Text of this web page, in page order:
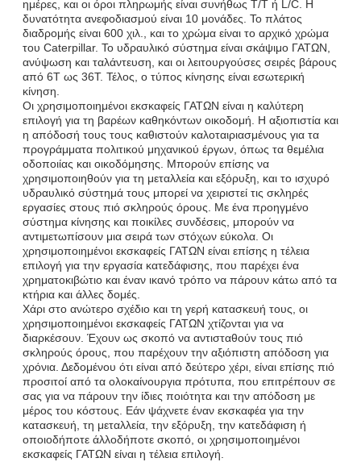
ημέρες, και οι όροι πληρωμής είναι συνήθως T/T ή L/C. Η
δυνατότητα ανεφοδιασμού είναι 10 μονάδες. Το πλάτος
διαδρομής είναι 600 χιλ., και το χρώμα είναι το αρχικό χρώμα
του Caterpillar. Το υδραυλικό σύστημα είναι σκάψιμο ΓΑΤΩΝ,
ανύψωση και ταλάντευση, και οι λειτουργούσες σειρές βάρους
από 6T ως 36T. Τέλος, ο τύπος κίνησης είναι εσωτερική
κίνηση.
Οι χρησιμοποιημένοι εκσκαφείς ΓΑΤΩΝ είναι η καλύτερη
επιλογή για τη βαρέων καθηκόντων οικοδομή. Η αξιοπιστία και
η απόδοσή τους τους καθιστούν καλοταιριασμένους για τα
προγράμματα πολιτικού μηχανικού έργων, όπως τα θεμέλια
οδοποιίας και οικοδόμησης. Μπορούν επίσης να
χρησιμοποιηθούν για τη μεταλλεία και εξόρυξη, και το ισχυρό
υδραυλικό σύστημά τους μπορεί να χειριστεί τις σκληρές
εργασίες στους πιό σκληρούς όρους. Με ένα προηγμένο
σύστημα κίνησης και ποικίλες συνδέσεις, μπορούν να
αντιμετωπίσουν μια σειρά των στόχων εύκολα. Οι
χρησιμοποιημένοι εκσκαφείς ΓΑΤΩΝ είναι επίσης η τέλεια
επιλογή για την εργασία κατεδάφισης, που παρέχει ένα
χρηματοκιβώτιο και έναν ικανό τρόπο να πάρουν κάτω από τα
κτήρια και άλλες δομές.
Χάρι στο ανώτερο σχέδιο και τη γερή κατασκευή τους, οι
χρησιμοποιημένοι εκσκαφείς ΓΑΤΩΝ χτίζονται για να
διαρκέσουν. Έχουν ως σκοπό να αντισταθούν τους πιό
σκληρούς όρους, που παρέχουν την αξιόπιστη απόδοση για
χρόνια. Δεδομένου ότι είναι από δεύτερο χέρι, είναι επίσης πιό
προσιτοί από τα ολοκαίνουργια πρότυπα, που επιτρέπουν σε
σας για να πάρουν την ίδιες ποιότητα και την απόδοση με
μέρος του κόστους. Εάν ψάχνετε έναν εκσκαφέα για την
κατασκευή, τη μεταλλεία, την εξόρυξη, την κατεδάφιση ή
οποιοδήποτε άλλοδήποτε σκοπό, οι χρησιμοποιημένοι
εκσκαφείς ΓΑΤΩΝ είναι η τέλεια επιλογή.